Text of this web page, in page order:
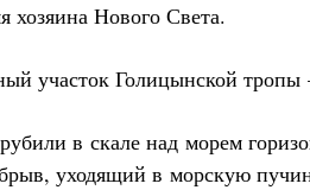
хозяина Нового Света.
участок Голицынской тропы
в скале над морем
уходящий в морскую